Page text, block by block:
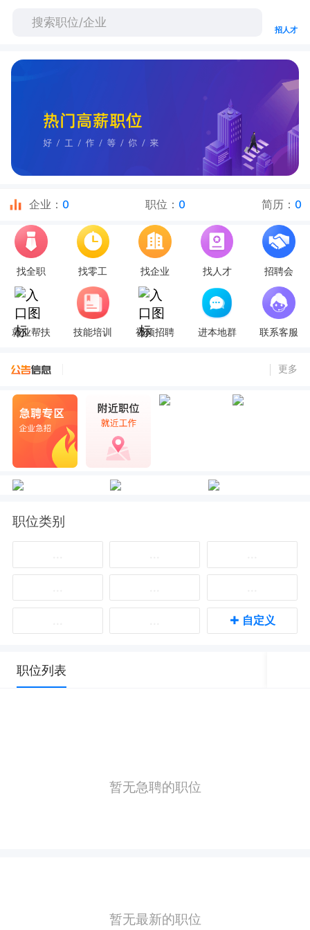
招人才
企业： 0 职位： 0 简历：0
找全职 找零工 找企业 找人才 招聘会
就业帮扶 技能培训 视频招聘 进本地群 联系客服
更多
职位类别
+ 自定义
职位列表
暂无急聘的职位
暂无最新的职位